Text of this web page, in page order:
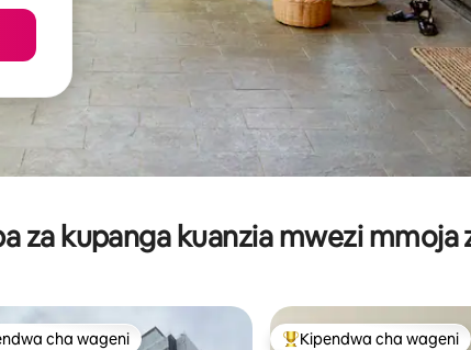
za kupanga kuanzia mwezi mmoja
cha wageni Kipendwa cha wageni